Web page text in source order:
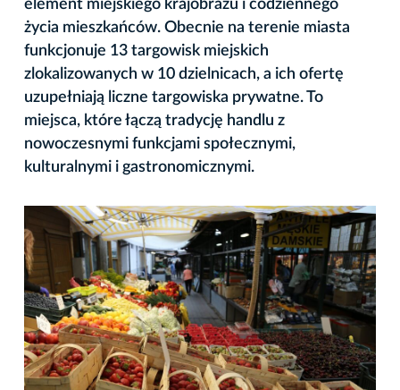
element miejskiego krajobrazu i codziennego
życia mieszkańców. Obecnie na terenie miasta
funkcjonuje 13 targowisk miejskich
zlokalizowanych w 10 dzielnicach, a ich ofertę
uzupełniają liczne targowiska prywatne. To
miejsca, które łączą tradycję handlu z
nowoczesnymi funkcjami społecznymi,
kulturalnymi i gastronomicznymi.